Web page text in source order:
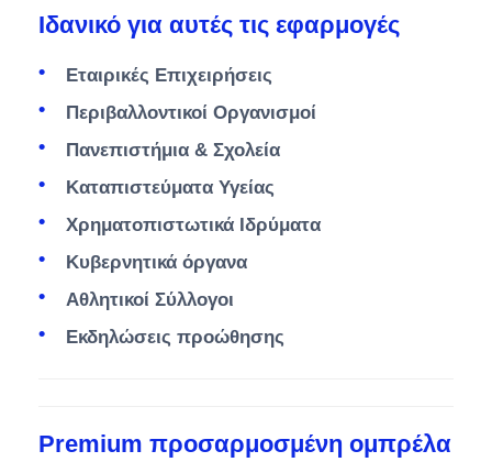
Ιδανικό για αυτές τις εφαρμογές
Εταιρικές Επιχειρήσεις
Περιβαλλοντικοί Οργανισμοί
Πανεπιστήμια & Σχολεία
Καταπιστεύματα Υγείας
Χρηματοπιστωτικά Ιδρύματα
Κυβερνητικά όργανα
Αθλητικοί Σύλλογοι
Εκδηλώσεις προώθησης
Premium προσαρμοσμένη ομπρέλα